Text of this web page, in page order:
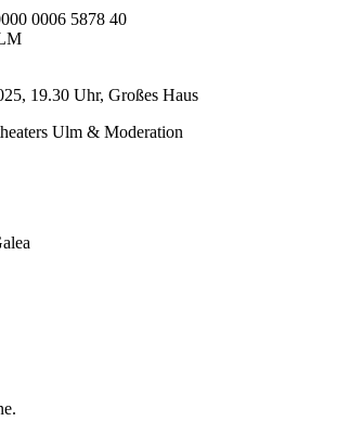
0006 5878 40
19.30 Uhr, Großes Haus
Ulm & Moderation